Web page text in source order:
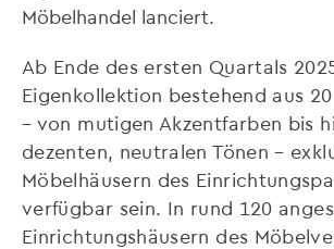
Möbelhandel lanciert.
Ab Ende des ersten Quartals
Eigenkollektion bestehend aus
– von mutigen Akzentfarben bis
dezenten, neutralen Tönen –
Möbelhäusern des
verfügbar sein. In rund 120
Einrichtungshäusern des